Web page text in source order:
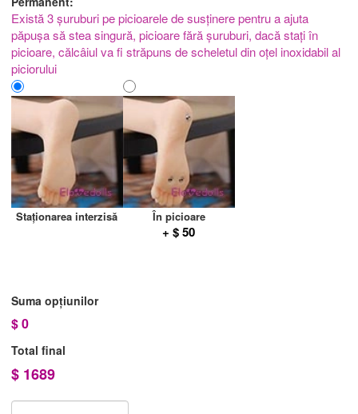
Există 3 șuruburi pe picioarele de susținere pentru a ajuta
păpușa să stea singură, picioare fără șuruburi, dacă stați în
picioare, călcâiul va fi străpuns de scheletul din oțel inoxidabil al
piciorului
Staționarea interzisă În picioare
+ $ 50
Suma opțiunilor
$0
Total final
$ 1689